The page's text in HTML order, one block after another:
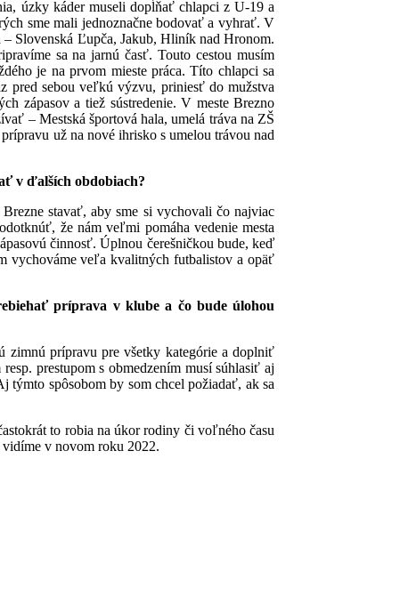
úzky káder museli dopĺňať chlapci z U-19 a
sme mali jednoznačne bodovať a vyhrať. V
– Slovenská Ľupča, Jakub, Hliník nad Hronom.
sa na jarnú časť. Touto cestou musím
je na prvom mieste práca. Títo chlapci sa
pred sebou veľkú výzvu, priniesť do mužstva
zápasov a tiež sústredenie. V meste Brezno
– Mestská športová hala, umelá tráva na ZŠ
už na nové ihrisko s umelou trávou nad
v ďalších obdobiach?
stavať, aby sme si vychovali čo najviac
že nám veľmi pomáha vedenie mesta
činnosť. Úplnou čerešničkou bude, keď
vychováme veľa kvalitných futbalistov a opäť
príprava v klube a čo bude úlohou
zimnú prípravu pre všetky kategórie a doplniť
prestupom s obmedzením musí súhlasiť aj
týmto spôsobom by som chcel požiadať, ak sa
to robia na úkor rodiny či voľného času
v novom roku 2022.